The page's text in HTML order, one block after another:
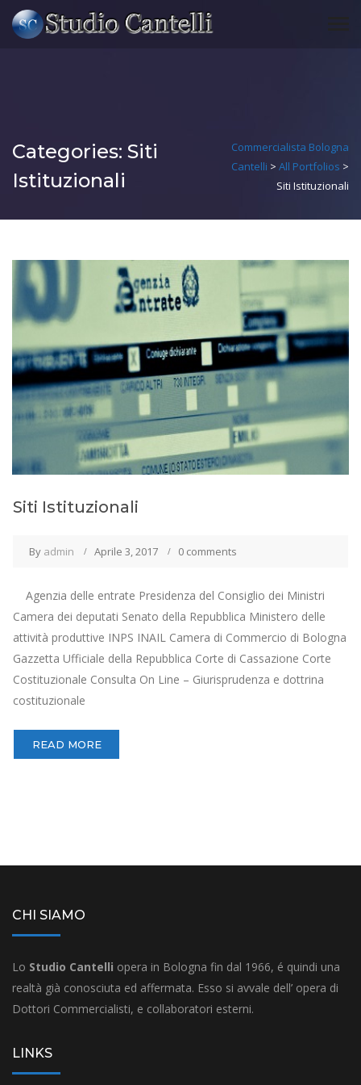
Categories: Siti
Istituzionali
Commercialista Bologna
Cantelli > All Portfolios >
Siti Istituzionali
Siti Istituzionali
By admin Aprile 3, 2017 0 comments
Agenzia delle entrate Presidenza del Consiglio dei Ministri
Camera dei deputati Senato della Repubblica Ministero delle
attività produttive INPS INAIL Camera di Commercio di Bologna
Gazzetta Ufficiale della Repubblica Corte di Cassazione Corte
Costituzionale Consulta On Line – Giurisprudenza e dottrina
costituzionale
READ MORE
CHI SIAMO
Lo Studio Cantelli opera in Bologna fin dal 1966, é quindi una
realtà già conosciuta ed affermata. Esso si avvale dell’ opera di
Dottori Commercialisti, e collaboratori esterni.
LINKS